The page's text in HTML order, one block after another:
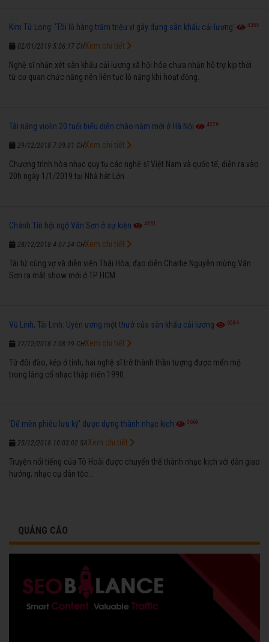
Kim Tử Long: 'Tôi lỗ hàng trăm triệu vì gây dựng sân khấu cải lương' 5355
02/01/2019 5:06:17 CH
Nghệ sĩ nhận xét sân khấu cải lương xã hội hóa chưa nhận hỗ trợ kịp thời
từ cơ quan chức năng nên liên tục lỗ nặng khi hoạt động.
Xem chi tiết
Tài năng violin 20 tuổi biểu diễn chào năm mới ở Hà Nội 4226
29/12/2018 7:09:01 CH
Chương trình hòa nhạc quy tụ các nghệ sĩ Việt Nam và quốc tế, diễn ra vào
20h ngày 1/1/2019 tại Nhà hát Lớn.
Xem chi tiết
Chánh Tín hội ngộ Vân Sơn ở sự kiện 4661
28/12/2018 4:07:24 CH
Tài tử cùng vợ và diễn viên Thái Hòa, đạo diễn Charlie Nguyễn mừng Vân
Sơn ra mắt show mới ở TP HCM.
Xem chi tiết
Vũ Linh, Tài Linh: Uyên ương một thưở của sân khấu cải lương 6584
27/12/2018 7:08:19 CH
Từ đôi đào, kép ở tỉnh, hai nghệ sĩ trở thành thần tượng được mến mộ
trong làng cổ nhạc thập niên 1990.
Xem chi tiết
'Dế mèn phiêu lưu ký' được dựng thành nhạc kịch 3669
25/12/2018 10:03:02 SA
Truyện nổi tiếng của Tô Hoài được chuyển thể thành nhạc kịch với dàn giao
hưởng, nhạc cụ dân tộc...
Xem chi tiết
QUẢNG CÁO